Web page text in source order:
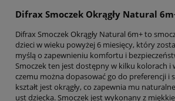
Difrax Smoczek Okrągły Natural
Difrax Smoczek Okrągły Natural 6m+ to
dzieci w wieku powyżej 6 miesięcy, który
myślą o zapewnieniu komfortu i
Smoczek ten jest dostępny w kilku kolorach i
czemu można dopasować go do preferencji i
kształt jest okrągły, co zapewnia mu
ust dziecka. Smoczek jest wykonany z